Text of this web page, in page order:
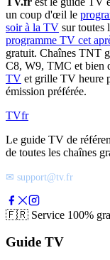
un coup d'œil le
soir à la TV sur toutes
programme TV cet
gratuit. Chaînes TNT
C8, W9, TMC et bien
TV et grille TV heure
émission préférée.
TVfr
Le guide TV de
de toutes les chaînes
✉ support@tv.fr
🇫🇷 Service 100%
Guide TV